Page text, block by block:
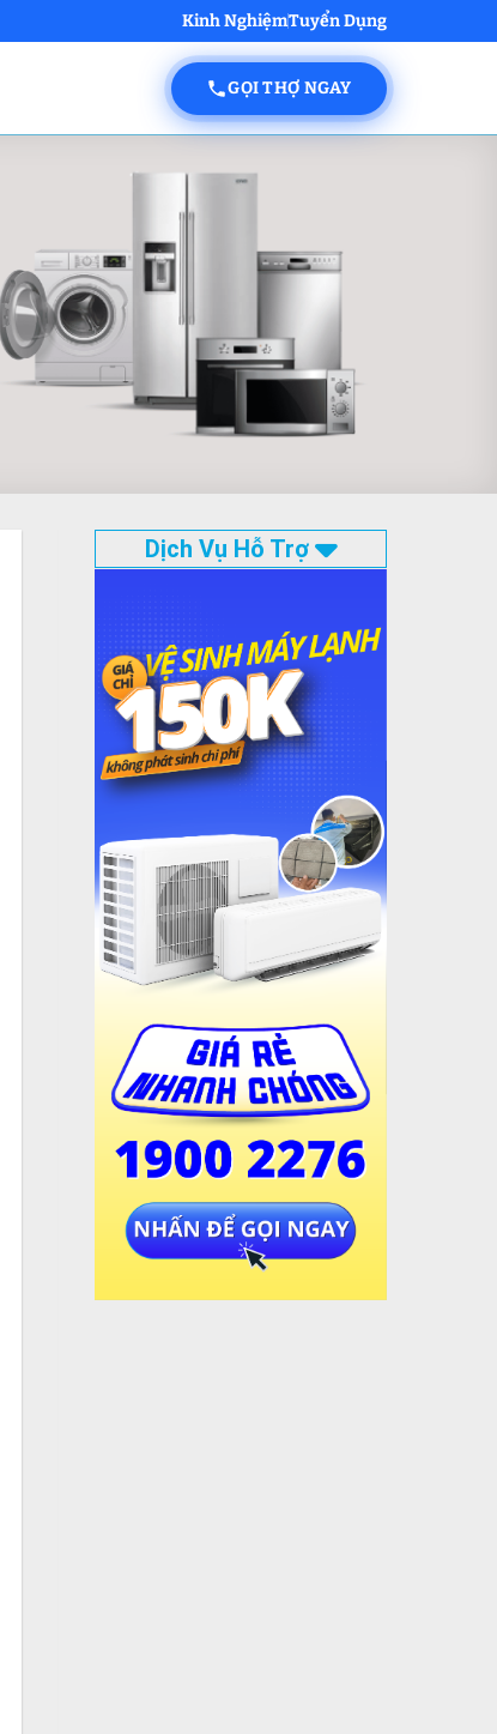
Kinh NghiệmTuyển Dụng
GỌI THỢ NGAY
Dịch Vụ Hỗ Trợ